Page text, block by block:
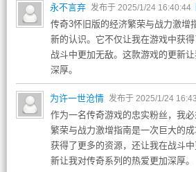
永不言弃 发布于 2025/1/24 16:40:44
传奇3怀旧版的经济繁荣与战力激增
新的认识。它不仅让我在游戏中获
战斗中更加无敌。这款游戏的更新
深厚。
为许一世沧情 发布于 2025/1/24
作为一名传奇游戏的忠实粉丝，我
繁荣与战力激增指南是一次巨大的
获得了更多的资源，还让我在战斗
新让我对传奇系列的热爱更加深厚。